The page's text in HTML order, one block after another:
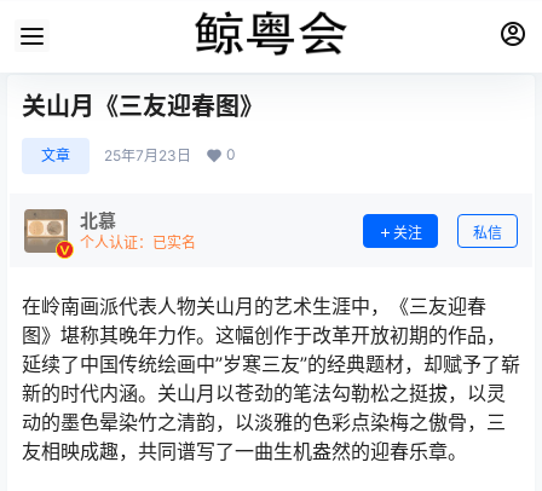
关山月《三友迎春图》
文章 25年7月23日 0
北慕
个人认证：已实名
关注 私信
在岭南画派代表人物关山月的艺术生涯中，《三友迎春
图》堪称其晚年力作。这幅创作于改革开放初期的作品，
延续了中国传统绘画中”岁寒三友”的经典题材，却赋予了崭
新的时代内涵。关山月以苍劲的笔法勾勒松之挺拔，以灵
动的墨色晕染竹之清韵，以淡雅的色彩点染梅之傲骨，三
友相映成趣，共同谱写了一曲生机盎然的迎春乐章。